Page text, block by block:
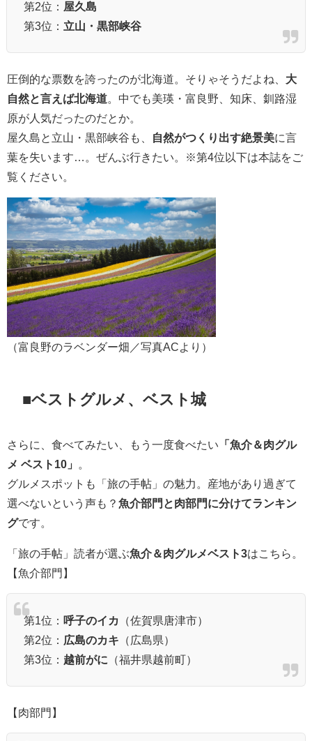
第2位： 屋久島
第3位： 立山・黒部峡谷
圧倒的な票数を誇ったのが北海道。そりゃそうだよね、 大
自然と言えば北海道。中でも美瑛・富良野、知床、釧路湿
原が人気だったのだとか。
屋久島と立山・黒部峡谷も、
自然がつくり出す絶景美に言
葉を失います…。ぜんぶ行きたい。※第4位以下は本誌をご
覧ください。
（富良野のラベンダー畑／写真ACより）
■ベストグルメ、ベスト城
さらに、食べてみたい、もう一度食べたい 「魚介＆肉グル
メ ベスト10」
グルメスポットも「旅の手帖」の魅力。産地があり過ぎて
選べないという声も？ 魚介部門と肉部門に分けてランキン
グです。
「旅の手帖」読者が選ぶ魚介＆肉グルメベスト3はこちら。
【魚介部門】
第1位： 呼子のイカ
（佐賀県唐津市）
第2位： 広島のカキ （広島県）
第3位： 越前がに （福井県越前町）
【肉部門】